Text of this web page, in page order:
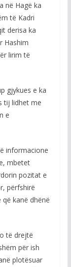
në Hagë ka
të Kadri
derisa ka
Hashim
lirim të
gjykues e ka
tij lidhet me
e
informacione
mbetet
pozitat e
përfshirë
kanë dhënë
të drejtë
për ish
plotësuar